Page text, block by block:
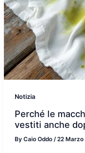
Notizia
Perché le
vestiti anche
By Caio Oddo /22 Marzo